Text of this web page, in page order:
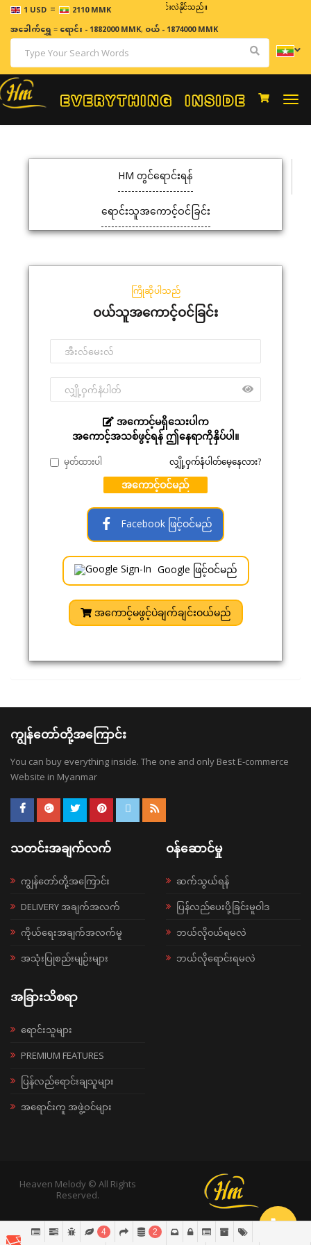
1 USD = 2110 MMK
ဈေးနှုန်းများသည် အချိန်နှင့် အမျှပြောင်းလဲနိုင်သည်။
အခေါက်ရွှေ=ရောင်း - 1882000 MMK, ဝယ် - 1874000 MMK
HM တွင်ရောင်းရန်
ရောင်းသူအကောင့်ဝင်ခြင်း
ကြိုဆိုပါသည်
ဝယ်သူအကောင့်ဝင်ခြင်း
အကောင့်မရှိသေးပါက
အကောင့်အသစ်ဖွင့်ရန် ဤနေရာကိုနှိပ်ပါ။
မှတ်ထားပါ လျှို့ဝှက်နံပါတ်မေ့နေလား?
အကောင့်ဝင်မည်
Facebook ဖြင့်ဝင်မည်
Google ဖြင့်ဝင်မည်
အကောင့်မဖွင့်ပဲချက်ချင်းဝယ်မည်
ကျွန်တော်တို့အကြောင်း
You can buy everything inside. The one and only Best E-commerce
Website in Myanmar
သတင်းအချက်လက်
ကျွန်တော်တို့အကြောင်း
DELIVERY အချက်အလက်
ကိုယ်ရေးအချက်အလက်မူ
အသုံးပြုစည်းမျဉ်းများ
ဝန်ဆောင်မှု
ဆက်သွယ်ရန်
ပြန်လည်ပေးပို့ခြင်းမူဝါဒ
ဘယ်လို၀ယ်ရမလဲ
ဘယ်လိုရောင်းရမလဲ
အခြားသိစရာ
ရောင်းသူများ
PREMIUM FEATURES
ပြန်လည်ရောင်းချသူများ
အရောင်းကူ အဖွဲ့ဝင်များ
Heaven Melody © All Rights
Reserved.
4 2